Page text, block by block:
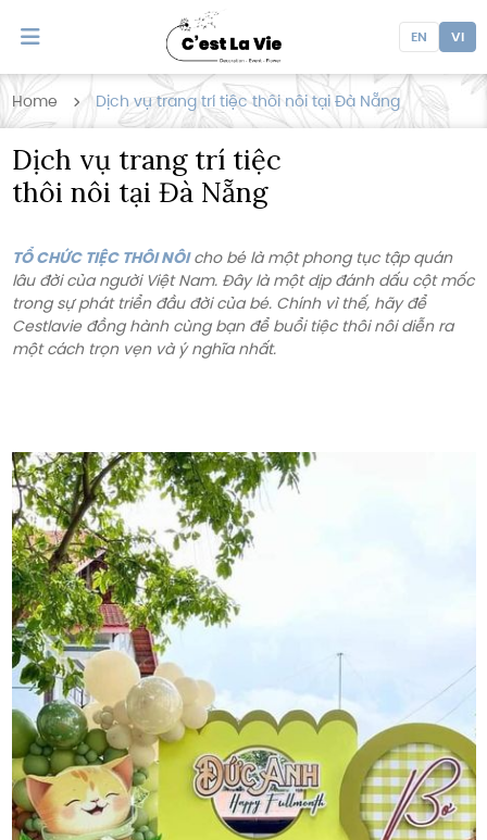
EN VI
Home Dịch vụ trang trí tiệc thôi nôi tại Đà Nẵng
Dịch vụ trang trí tiệc
thôi nôi tại Đà Nẵng
TỔ CHỨC TIỆC THÔI NÔIcho bé là một phong tục tập quán
lâu đời của người Việt Nam. Đây là một dịp đánh dấu cột mốc
trong sự phát triển đầu đời của bé. Chính vì thế, hãy để
Cestlavie đồng hành cùng bạn để buổi tiệc thôi nôi diễn ra
một cách trọn vẹn và ý nghĩa nhất.